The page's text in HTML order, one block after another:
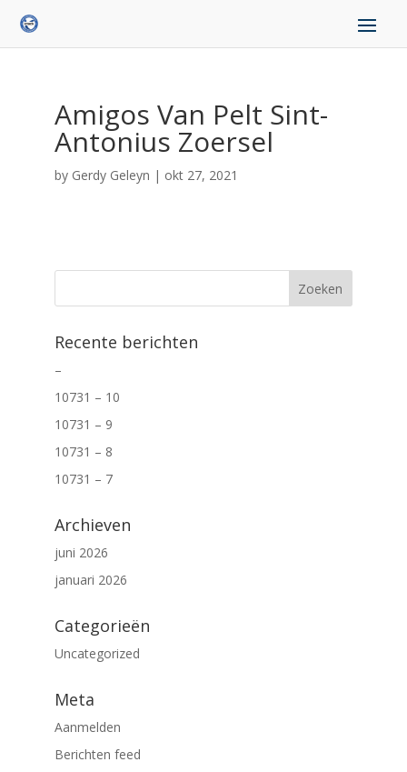
Amigos Van Pelt Sint-
Antonius Zoersel
by Gerdy Geleyn | okt 27, 2021
Recente berichten
–
10731 – 10
10731 – 9
10731 – 8
10731 – 7
Archieven
juni 2026
januari 2026
Categorieën
Uncategorized
Meta
Aanmelden
Berichten feed